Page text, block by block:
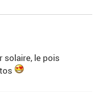
solaire, le pois